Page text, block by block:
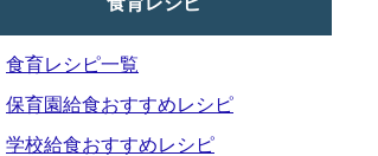
食育レシピ一覧
保育園給食おすすめレシピ
学校給食おすすめレシピ